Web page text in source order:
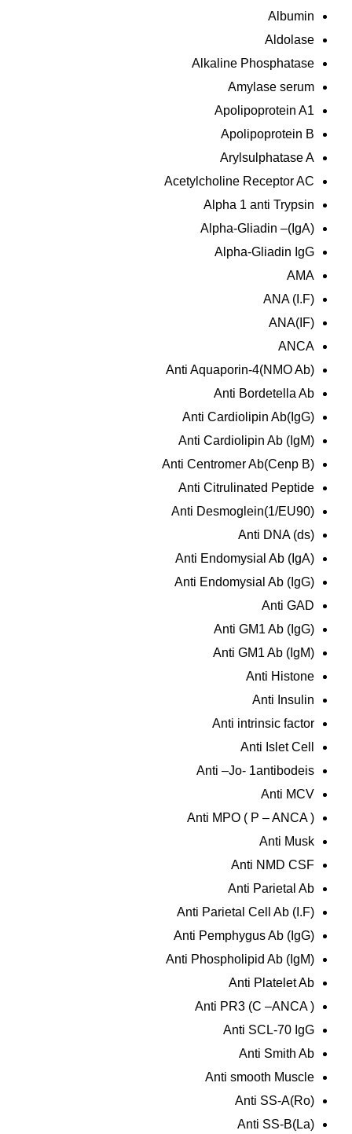
Albumin
Aldolase
Alkaline Phosphatase
Amylase serum
Apolipoprotein A1
Apolipoprotein B
Arylsulphatase A
Acetylcholine Receptor AC
Alpha 1 anti Trypsin
Alpha-Gliadin –(IgA)
Alpha-Gliadin IgG
AMA
ANA (I.F)
ANA(IF)
ANCA
Anti Aquaporin-4(NMO Ab)
Anti Bordetella Ab
Anti Cardiolipin Ab(IgG)
Anti Cardiolipin Ab (IgM)
Anti Centromer Ab(Cenp B)
Anti Citrulinated Peptide
Anti Desmoglein(1/EU90)
Anti DNA (ds)
Anti Endomysial Ab (IgA)
Anti Endomysial Ab (IgG)
Anti GAD
Anti GM1 Ab (IgG)
Anti GM1 Ab (IgM)
Anti Histone
Anti Insulin
Anti intrinsic factor
Anti Islet Cell
Anti –Jo- 1antibodeis
Anti MCV
Anti MPO ( P – ANCA )
Anti Musk
Anti NMD CSF
Anti Parietal Ab
Anti Parietal Cell Ab (I.F)
Anti Pemphygus Ab (IgG)
Anti Phospholipid Ab (IgM)
Anti Platelet Ab
Anti PR3 (C –ANCA )
Anti SCL-70 IgG
Anti Smith Ab
Anti smooth Muscle
Anti SS-A(Ro)
Anti SS-B(La)